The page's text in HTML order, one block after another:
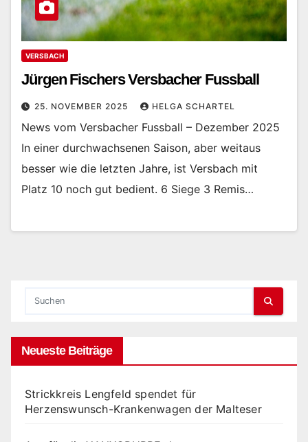
VERSBACH
Jürgen Fischers Versbacher Fussball
25. NOVEMBER 2025 HELGA SCHARTEL
News vom Versbacher Fussball – Dezember 2025
In einer durchwachsenen Saison, aber weitaus
besser wie die letzten Jahre, ist Versbach mit
Platz 10 noch gut bedient. 6 Siege 3 Remis…
Neueste Beiträge
Strickkreis Lengfeld spendet für
Herzenswunsch-Krankenwagen der Malteser